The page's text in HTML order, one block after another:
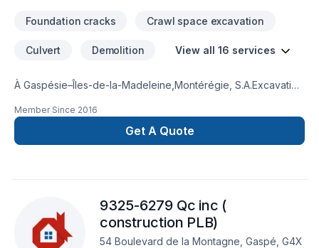
Foundation cracks Crawl space excavation
Culvert Demolition View all 16 services
À Gaspésie–Îles-de-la-Madeleine,Montérégie, S.A.Excavation
approche unique dans le domaine de Coffrage, Démolition,
Drain français, Excavation, Excavation intérieur, Fissures,
Fondation, Fondations, Levage de maison, Margelle, Travaux
et démarrez votre projet en toute confiance.
Member Since 2016
Get A Quote
9325-6279 Qc inc (
construction PLB)
54 Boulevard de la Montagne, Gaspé, G4X